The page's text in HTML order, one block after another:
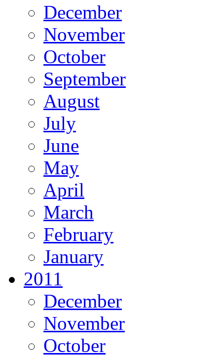
December
November
October
September
August
July
June
May
April
March
February
January
2011
December
November
October